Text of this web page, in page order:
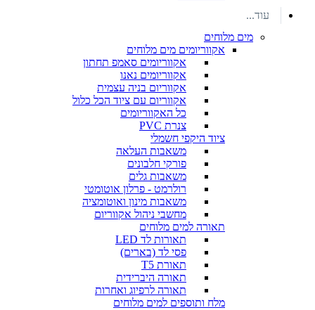
עוד...
מים מלוחים
אקווריומים מים מלוחים
אקווריומים סאמפ תחתון
אקווריומים נאנו
אקווריום בניה עצמית
אקווריום עם ציוד הכל כלול
כל האקווריומים
צנרת PVC
ציוד היקפי חשמלי
משאבות העלאה
פורקי חלבונים
משאבות גלים
רולרמט - פרלון אוטומטי
משאבות מינון ואוטומציה
מחשבי ניהול אקווריום
תאורה למים מלוחים
תאורות לד LED
פסי לד (בארים)
תאורת T5
תאורה היברידית
תאורה לרפיוג ואחרות
מלח ותוספים למים מלוחים